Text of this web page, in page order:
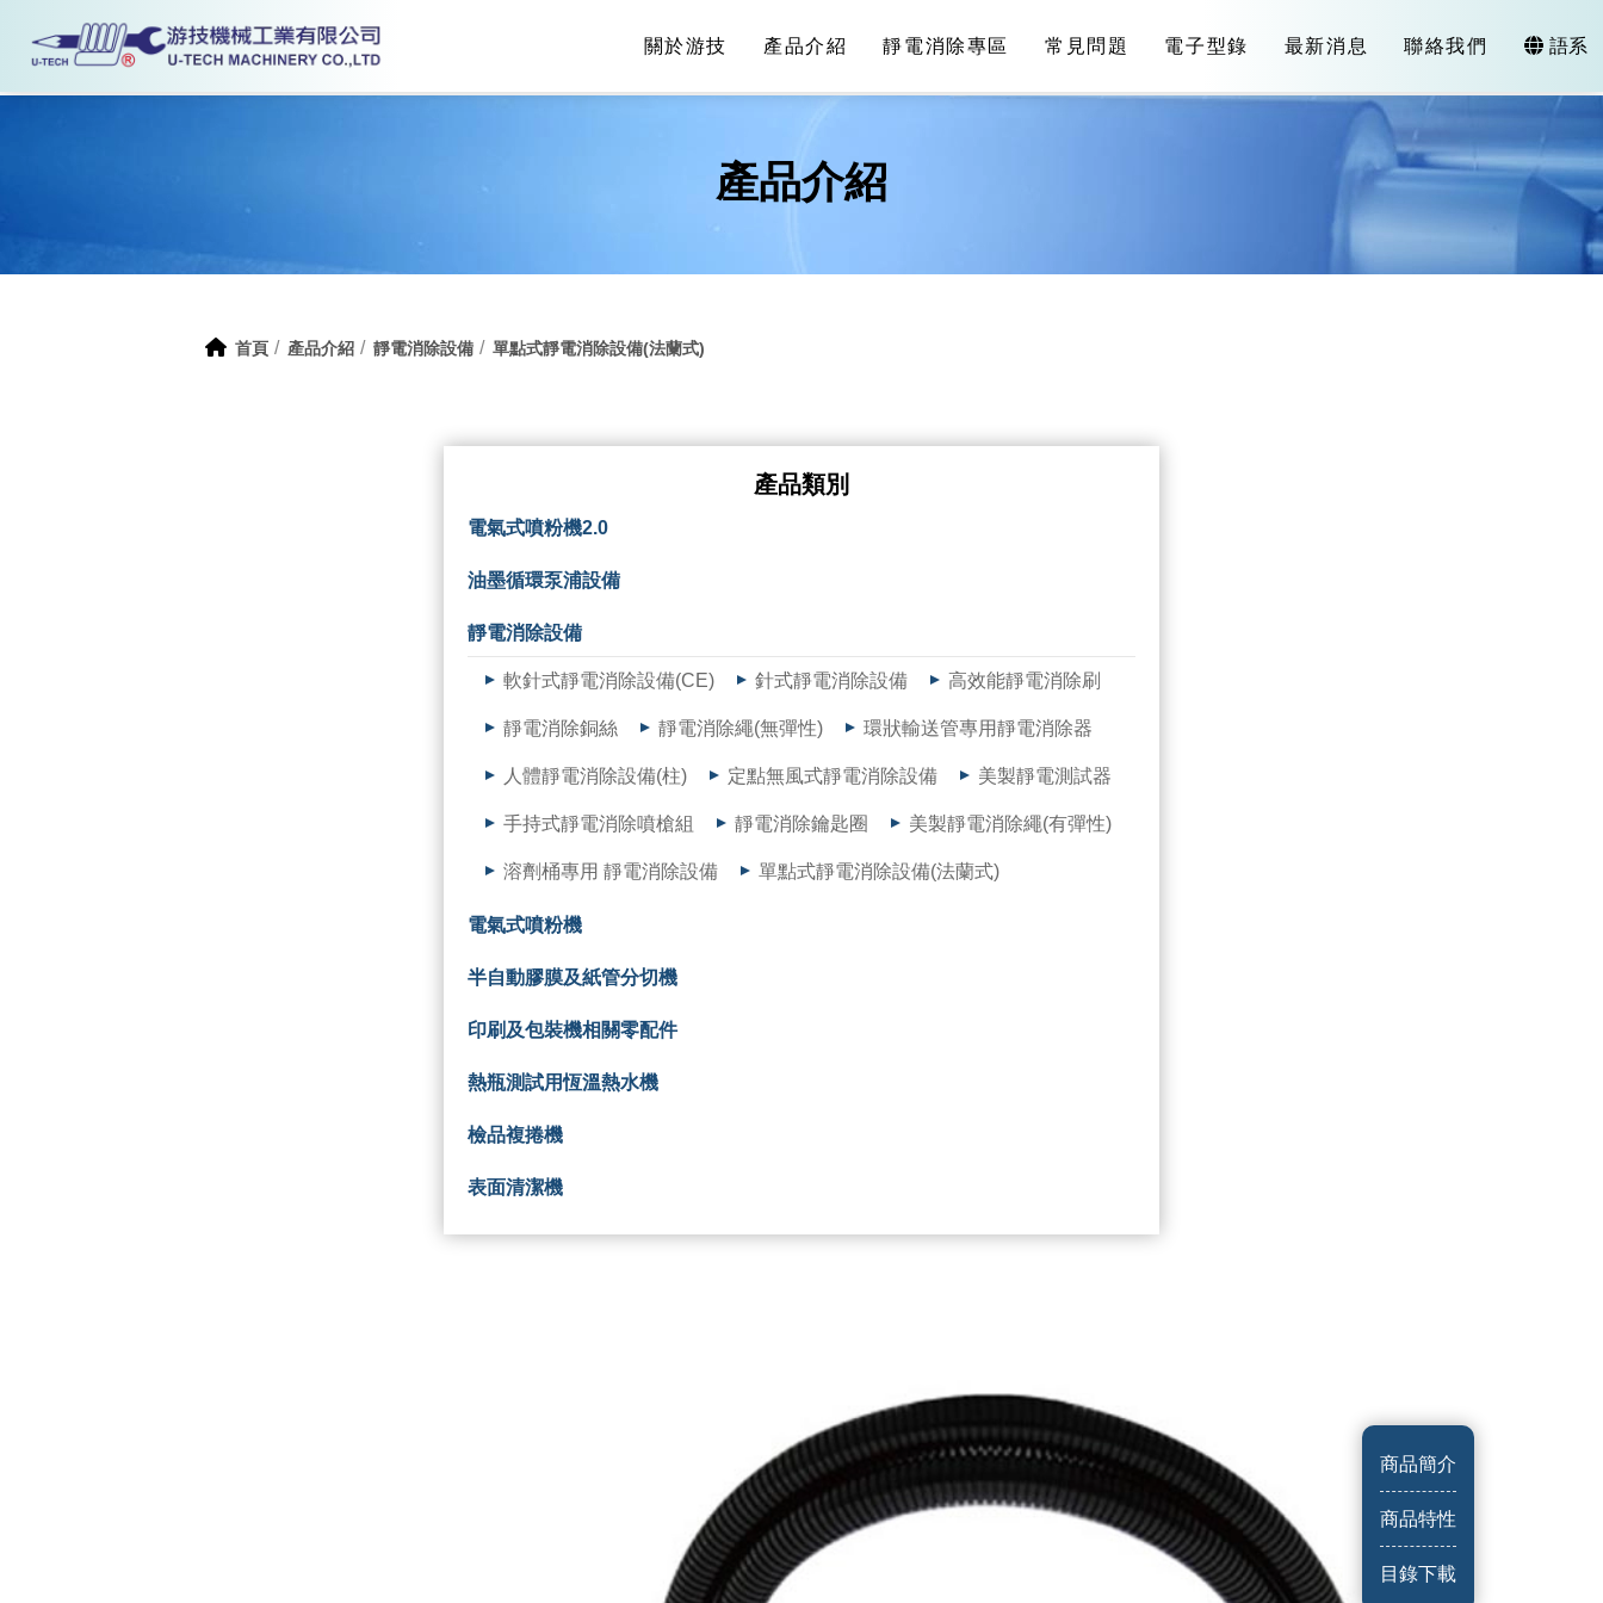
關於游技 產品介紹 靜電消除專區 常見問題 電子型錄 最新消息 聯絡我們 語系
產品介紹
首頁 產品介紹 靜電消除設備 單點式靜電消除設備(法蘭式)
產品類別
電氣式噴粉機2.0
油墨循環泵浦設備
靜電消除設備
軟針式靜電消除設備(CE) 針式靜電消除設備 高效能靜電消除刷
靜電消除銅絲 靜電消除繩(無彈性) 環狀輸送管專用靜電消除器
人體靜電消除設備(柱) 定點無風式靜電消除設備 美製靜電測試器
手持式靜電消除噴槍組 靜電消除鑰匙圈 美製靜電消除繩(有彈性)
溶劑桶專用 靜電消除設備 單點式靜電消除設備(法蘭式)
電氣式噴粉機
半自動膠膜及紙管分切機
印刷及包裝機相關零配件
熱瓶測試用恆溫熱水機
檢品複捲機
表面清潔機
商品簡介
商品特性
目錄下載